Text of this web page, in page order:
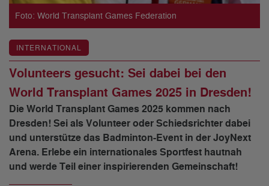
Foto: World Transplant Games Federation
INTERNATIONAL
Volunteers gesucht: Sei dabei bei den
World Transplant Games 2025 in Dresden!
Die World Transplant Games 2025 kommen nach
Dresden! Sei als Volunteer oder Schiedsrichter dabei
und unterstütze das Badminton-Event in der JoyNext
Arena. Erlebe ein internationales Sportfest hautnah
und werde Teil einer inspirierenden Gemeinschaft!